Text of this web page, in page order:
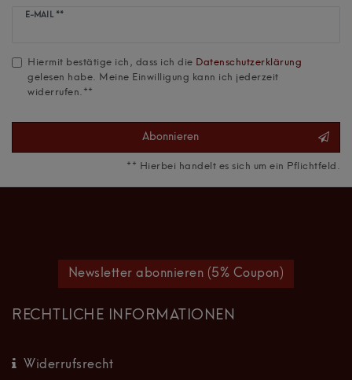
E-MAIL **
Newsletter
Hiermit bestätige ich, dass ich die Daten­schutz­erklärung
gelesen habe. Meine Einwilligung kann ich jederzeit
widerrufen.**
Abonnieren
** Hierbei handelt es sich um ein Pflichtfeld.
Newsletter abonnieren (5% Coupon)
RECHTLICHE INFORMATIONEN
Widerrufsrecht